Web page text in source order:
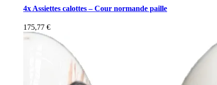
4x Assiettes calottes – Cour normande paille
175,77 €